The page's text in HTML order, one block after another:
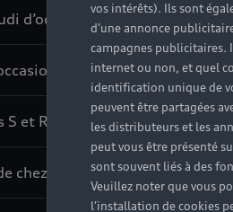
d’occasion
et RS d’occasion
chez vous
vos intérêts). Ils sont
d'une annonce
campagnes publicitaires.
internet ou non, et quel
identification unique de
peuvent être partagées
les distributeurs et les
peut vous être présenté
sont souvent liés à des
Veuillez noter que vous
l'installation de cookies